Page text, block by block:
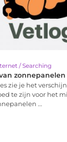
/ Searching
zonnepanelen
zie je het
te zijn voor het
...